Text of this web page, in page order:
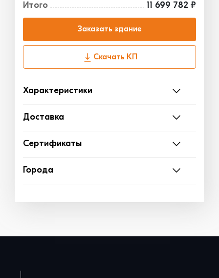
Итого 11 699 782 ₽
Заказать здание
Скачать КП
Характеристики
Доставка
Сертификаты
Города